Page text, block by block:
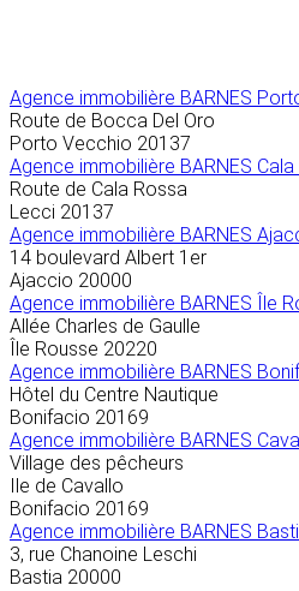
Agence immobilière BARNES
Route de Bocca Del Oro
Porto Vecchio 20137
Agence immobilière BARNES
Route de Cala Rossa
Lecci 20137
Agence immobilière BARNES
14 boulevard Albert 1er
Ajaccio 20000
Agence immobilière BARNES Île
Allée Charles de Gaulle
Île Rousse 20220
Agence immobilière BARNES
Hôtel du Centre Nautique
Bonifacio 20169
Agence immobilière BARNES
Village des pêcheurs
Ile de Cavallo
Bonifacio 20169
Agence immobilière BARNES
3, rue Chanoine Leschi
Bastia 20000